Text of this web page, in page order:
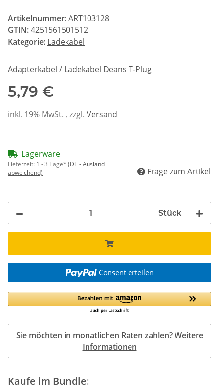
Artikelnummer:ART103128
GTIN:4251561501512
Kategorie: Ladekabel
Adapterkabel / Ladekabel Deans T-Plug
5,79 €
inkl. 19% MwSt. , zzgl. Versand
Lagerware
Lieferzeit: 1 - 3 Tage* (DE - Ausland
abweichend)
Frage zum Artikel
Stück
Consent erteilen
Sie möchten in monatlichen Raten zahlen?Weitere
Informationen
Kaufe im Bundle: